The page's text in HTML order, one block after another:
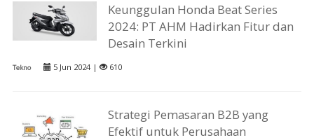
Keunggulan Honda Beat Series
2024: PT AHM Hadirkan Fitur dan
Desain Terkini
Tekno 5 Jun 2024 | 610
Strategi Pemasaran B2B yang
Efektif untuk Perusahaan